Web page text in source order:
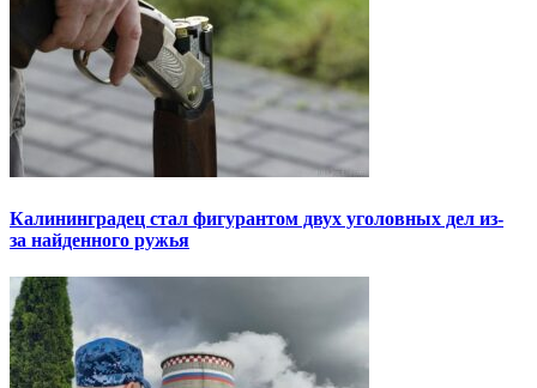
Калининградец стал фигурантом двух уголовных дел из-
за найденного ружья